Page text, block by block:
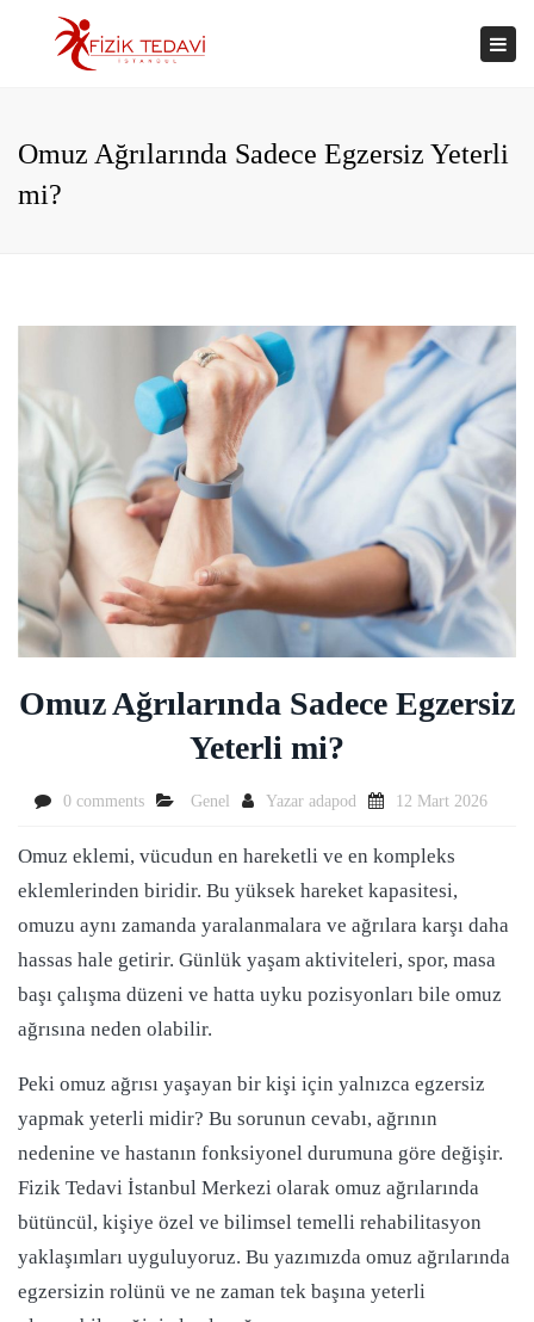
Omuz Ağrılarında Sadece Egzersiz Yeterli
mi?
Omuz Ağrılarında Sadece Egzersiz
Yeterli mi?
0 comments Genel Yazar adapod 12 Mart 2026
Omuz eklemi, vücudun en hareketli ve en kompleks
eklemlerinden biridir. Bu yüksek hareket kapasitesi,
omuzu aynı zamanda yaralanmalara ve ağrılara karşı daha
hassas hale getirir. Günlük yaşam aktiviteleri, spor, masa
başı çalışma düzeni ve hatta uyku pozisyonları bile omuz
ağrısına neden olabilir.
Peki omuz ağrısı yaşayan bir kişi için yalnızca egzersiz
yapmak yeterli midir? Bu sorunun cevabı, ağrının
nedenine ve hastanın fonksiyonel durumuna göre değişir.
Fizik Tedavi İstanbul Merkezi olarak omuz ağrılarında
bütüncül, kişiye özel ve bilimsel temelli rehabilitasyon
yaklaşımları uyguluyoruz. Bu yazımızda omuz ağrılarında
egzersizin rolünü ve ne zaman tek başına yeterli